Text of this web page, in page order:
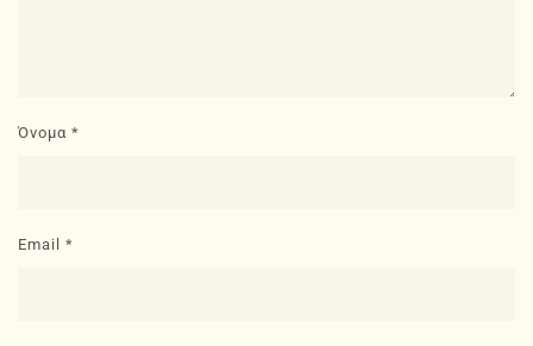
Όνομα *
Email *